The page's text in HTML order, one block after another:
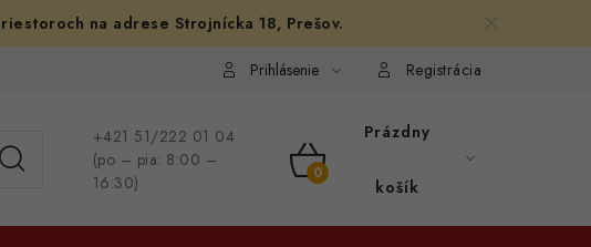
na adrese Strojnícka 18, Prešov.
Osobné vyzdvihnutie v Prešove Ako funguje Packeta?
Prihlásenie Registrácia
+421 51/222 01 04
(po – pia: 8:00 –
16:30)
NÁKUPNÝ
Prázdny
košík